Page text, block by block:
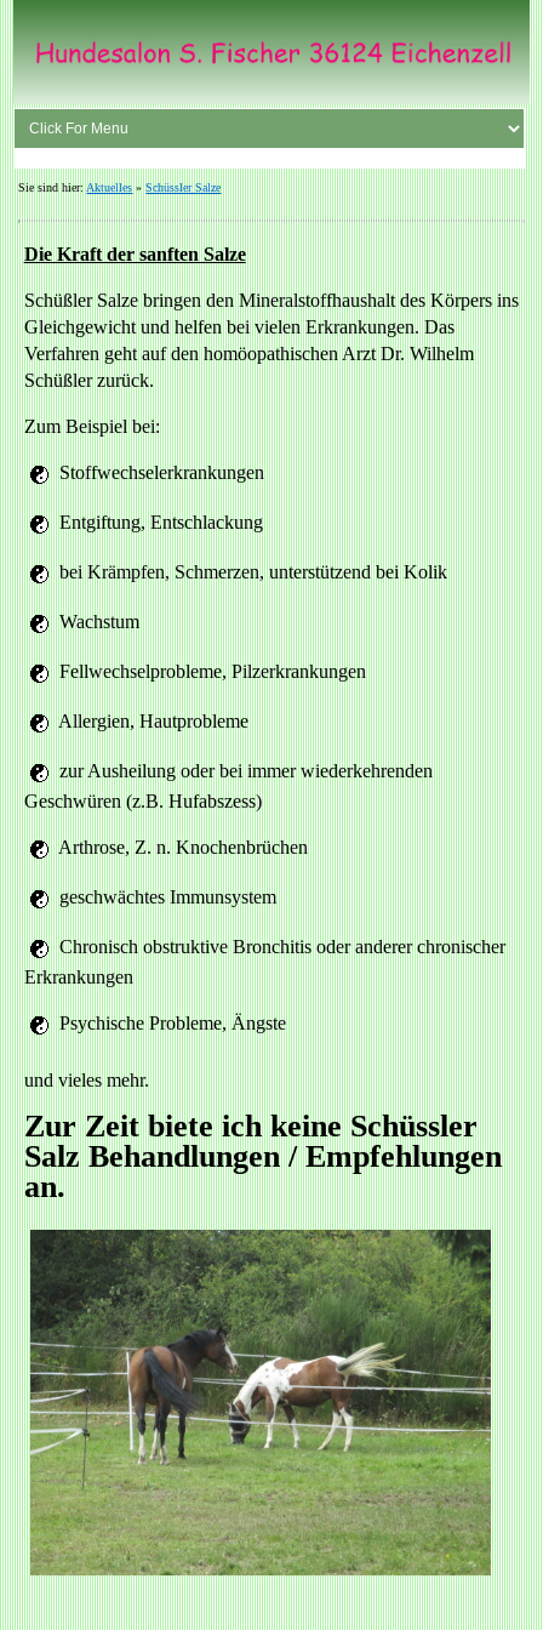
Sie sind hier: Aktuelles »Schüssler Salze
Die Kraft der sanften Salze
Schüßler Salze bringen den Mineralstoffhaushalt des Körpers ins
Gleichgewicht und helfen bei vielen Erkrankungen. Das
Verfahren geht auf den homöopathischen Arzt Dr. Wilhelm
Schüßler zurück.
Zum Beispiel bei:
Stoffwechselerkrankungen
Entgiftung, Entschlackung
bei Krämpfen, Schmerzen, unterstützend bei Kolik
Wachstum
Fellwechselprobleme, Pilzerkrankungen
Allergien, Hautprobleme
zur Ausheilung oder bei immer wiederkehrenden
Geschwüren (z.B. Hufabszess)
Arthrose, Z. n. Knochenbrüchen
geschwächtes Immunsystem
Chronisch obstruktive Bronchitis oder anderer chronischer
Erkrankungen
Psychische Probleme, Ängste
und vieles mehr.
Zur Zeit biete ich keine Schüssler
Salz Behandlungen / Empfehlungen
an.